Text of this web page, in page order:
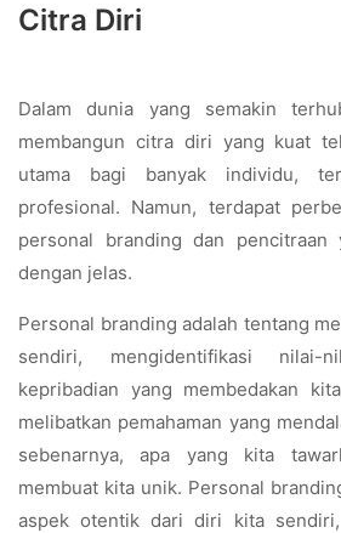
Citra Diri
Dalam dunia yang semakin
membangun citra diri yang kuat
utama bagi banyak individu,
profesional. Namun, terdapat
personal branding dan pencitraan
dengan jelas.
Personal branding adalah tentang
sendiri, mengidentifikasi nilai-
kepribadian yang membedakan
melibatkan pemahaman yang
sebenarnya, apa yang kita
membuat kita unik. Personal
aspek otentik dari diri kita